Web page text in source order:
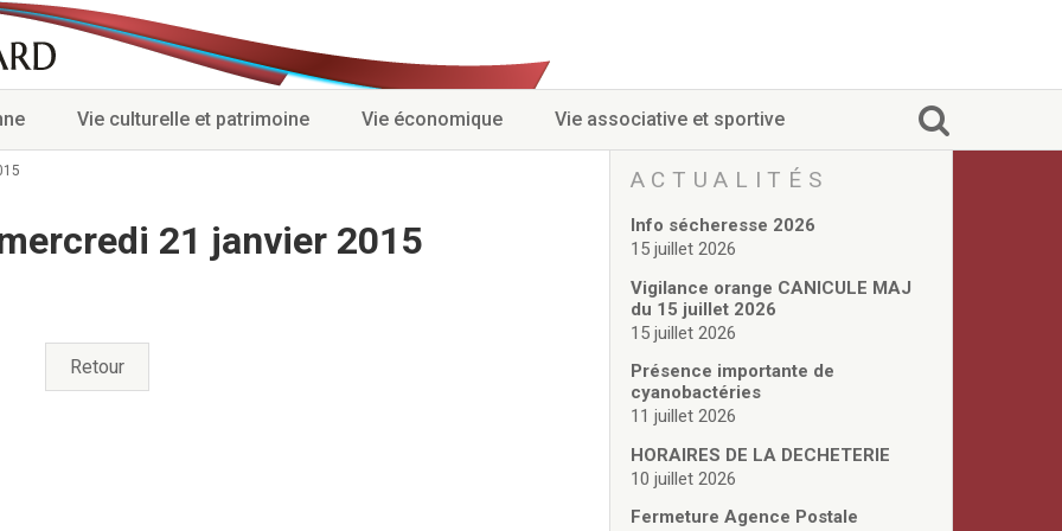
Vie culturelle et patrimoine Vie économique Vie associative et sportive
21 janvier 2015
Retour
ACTUALITÉS
Info sécheresse 2026
15 juillet 2026
Vigilance orange CANICULE MAJ
du 15 juillet 2026
15 juillet 2026
Présence importante de
cyanobactéries
11 juillet 2026
HORAIRES DE LA DECHETERIE
10 juillet 2026
Fermeture Agence Postale